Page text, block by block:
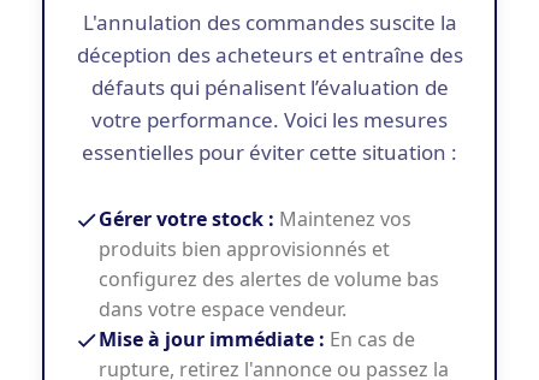
L'annulation des commandes suscite la
déception des acheteurs et entraîne des
défauts qui pénalisent l’évaluation de
votre performance. Voici les mesures
essentielles pour éviter cette situation :
Gérer votre stock : Maintenez vos
produits bien approvisionnés et
configurez des alertes de volume bas
dans votre espace vendeur.
Mise à jour immédiate : En cas de
rupture, retirez l'annonce ou passez la